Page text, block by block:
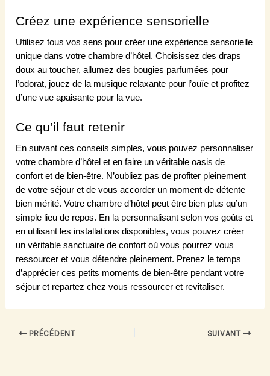
Créez une expérience sensorielle
Utilisez tous vos sens pour créer une expérience sensorielle
unique dans votre chambre d’hôtel. Choisissez des draps
doux au toucher, allumez des bougies parfumées pour
l’odorat, jouez de la musique relaxante pour l’ouïe et profitez
d’une vue apaisante pour la vue.
Ce qu’il faut retenir
En suivant ces conseils simples, vous pouvez personnaliser
votre chambre d’hôtel et en faire un véritable oasis de
confort et de bien-être. N’oubliez pas de profiter pleinement
de votre séjour et de vous accorder un moment de détente
bien mérité. Votre chambre d’hôtel peut être bien plus qu’un
simple lieu de repos. En la personnalisant selon vos goûts et
en utilisant les installations disponibles, vous pouvez créer
un véritable sanctuaire de confort où vous pourrez vous
ressourcer et vous détendre pleinement. Prenez le temps
d’apprécier ces petits moments de bien-être pendant votre
séjour et repartez chez vous ressourcer et revitaliser.
PRÉCÉDENT SUIVANT